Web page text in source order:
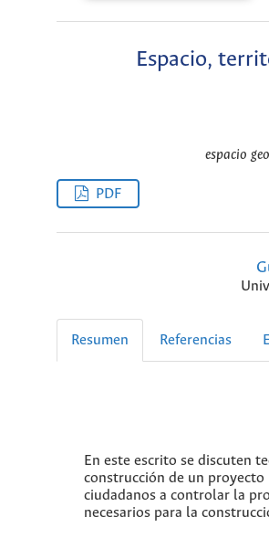
Espacio,
espacio
PDF
Resumen Referencias
En este escrito se discuten
construcción de un
ciudadanos a controlar la
necesarios para la